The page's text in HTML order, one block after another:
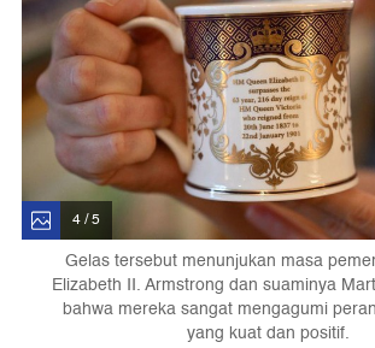
4 / 5
Gelas tersebut menunjukan masa
Elizabeth II. Armstrong dan suaminya
bahwa mereka sangat mengagumi
yang kuat dan positif.